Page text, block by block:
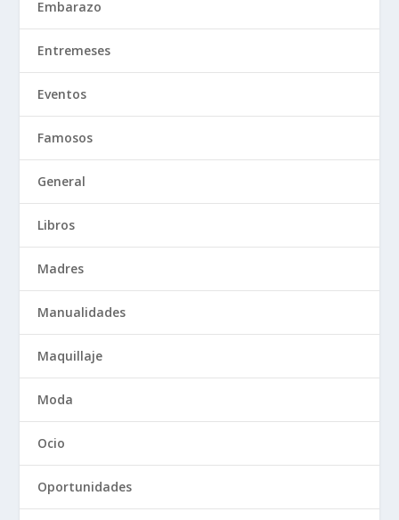
Embarazo
Entremeses
Eventos
Famosos
General
Libros
Madres
Manualidades
Maquillaje
Moda
Ocio
Oportunidades